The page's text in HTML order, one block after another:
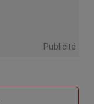
Publicité